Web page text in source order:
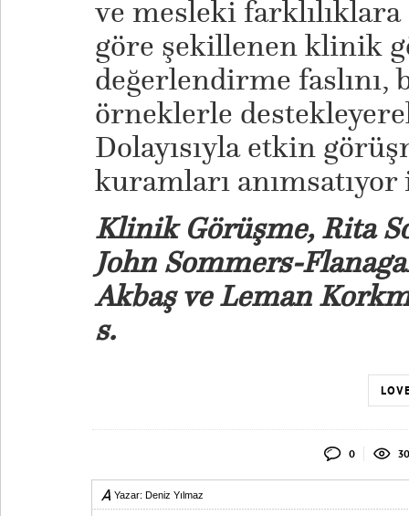
ve mesleki farklılıklara
göre şekillenen klinik
değerlendirme faslını,
örneklerle
Dolayısıyla etkin
kuramları
Klinik Görüşme, Rita
John Sommers-
Akbaş ve Leman
s.
0
Yazar: Deniz Yılmaz